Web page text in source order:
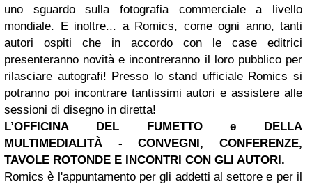
uno sguardo sulla fotografia commerciale a livello
mondiale. E inoltre... a Romics, come ogni anno, tanti
autori ospiti che in accordo con le case editrici
presenteranno novità e incontreranno il loro pubblico per
rilasciare autografi! Presso lo stand ufficiale Romics si
potranno poi incontrare tantissimi autori e assistere alle
sessioni di disegno in diretta!
L’OFFICINA DEL FUMETTO e DELLA
MULTIMEDIALITÀ - CONVEGNI, CONFERENZE,
TAVOLE ROTONDE E INCONTRI CON GLI AUTORI.
Romics è l'appuntamento per gli addetti al settore e per il